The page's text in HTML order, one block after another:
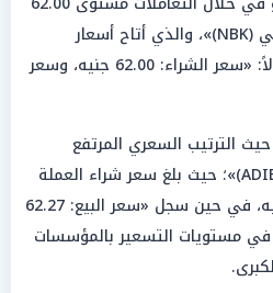
جنيه في «بنك الكويت الوطني (NBK)»، والذي أتاح أسعار
التداول لعملائه لتسجل إجمالاً: «سعر الشراء: 62.00 جنيه، وسعر
الترتيب السعري المرتفع
«مصرف أبوظبي الإسلامي (ADIB)»؛ حيث بلغ سعر شراء العملة
الأوروبية لديه نحو 61.99 جنيه، في حين سجل «سعر البيع: 62.27
في مستويات التسعير بالمؤسسات